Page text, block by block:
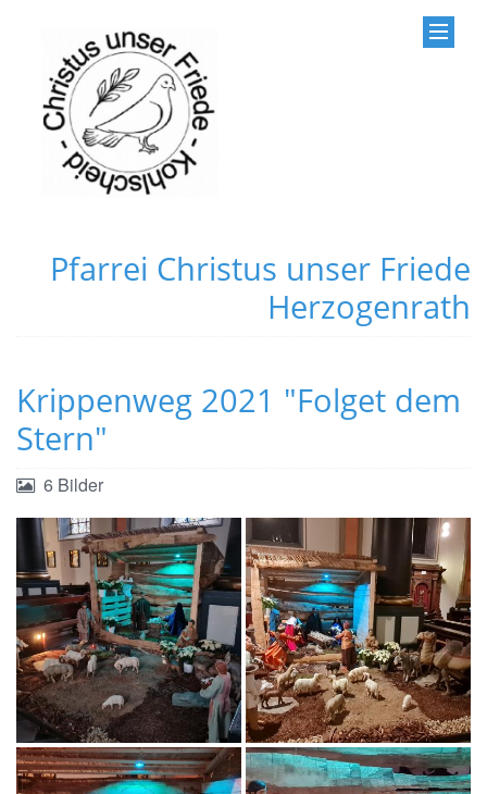
Pfarrei Christus unser Friede
Herzogenrath
Krippenweg 2021 "Folget dem
Stern"
6 Bilder